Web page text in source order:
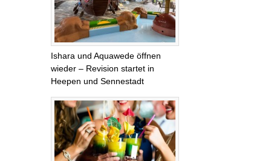
Ishara und Aquawede öffnen
wieder – Revision startet in
Heepen und Sennestadt